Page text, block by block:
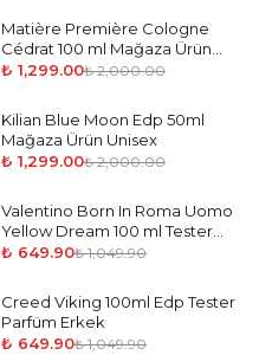
-35%
Matière Première Cologne
Cédrat 100 ml Mağaza Ürün
Unisex
₺ 1,299.00₺ 2,000.00
-35 %
Kilian Blue Moon Edp 50ml
Mağaza Ürün Unisex
₺ 1,299.00₺ 2,000.00
-38%
Valentino Born In Roma Uomo
Yellow Dream 100 ml Tester
Parfüm Erkek
₺ 649.90₺ 1,049.90
-38%
Creed Viking 100ml Edp Tester
Parfüm Erkek
₺ 649.90₺ 1,049.90